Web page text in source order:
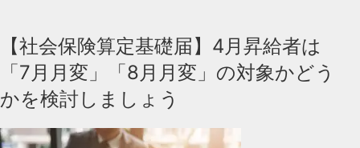
【社会保険算定基礎届】4月昇給者は
「7月月変」「8月月変」の対象かどう
かを検討しましょう